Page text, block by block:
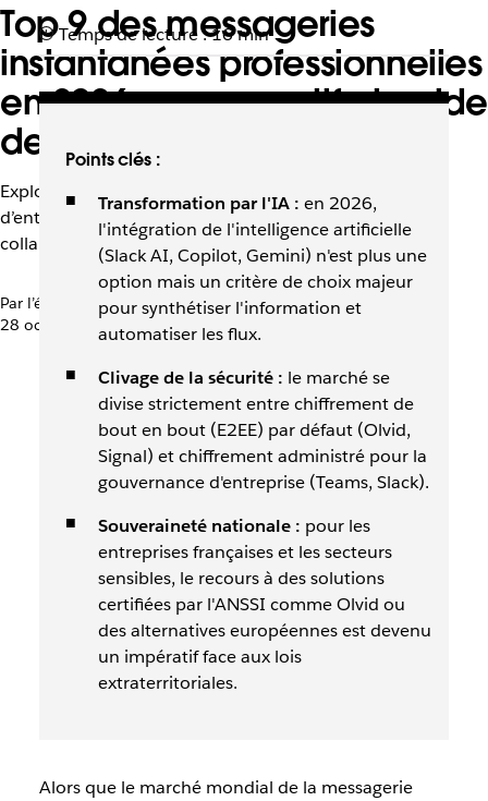
Top 9 des messageries
instantanées professionnelles
en 2026 : comparatif et guide
de choix
Explorez les meilleures messageries instantanées
d’entreprise et améliorez la communication et la
collaboration au sein de vos équipes.
Par l’équipe Slack
28 octobre 2025
Temps de lecture : 16 min
Points clés :
Transformation par l'IA : en 2026,
l'intégration de l'intelligence artificielle
(Slack AI, Copilot, Gemini) n'est plus une
option mais un critère de choix majeur
pour synthétiser l'information et
automatiser les flux.
Clivage de la sécurité : le marché se
divise strictement entre chiffrement de
bout en bout (E2EE) par défaut (Olvid,
Signal) et chiffrement administré pour la
gouvernance d'entreprise (Teams, Slack).
Souveraineté nationale : pour les
entreprises françaises et les secteurs
sensibles, le recours à des solutions
certifiées par l'ANSSI comme Olvid ou
des alternatives européennes est devenu
un impératif face aux lois
extraterritoriales.
Alors que le marché mondial de la messagerie